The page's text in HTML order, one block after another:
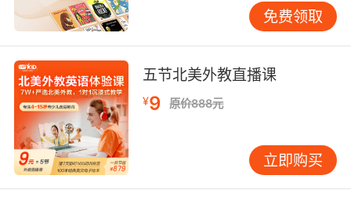
洛的网》片段设计手抄报时，可要求学生用英语
续写不同结局，并绘制角色关系图。这种跨媒介
察，学生在此类活动中会主动查阅3倍以上的背景
资料。
四、技术赋能的表现升级
AR技术的引入为手抄报带来革命性变化。通过扫
描纸质画面触发3D动画，静态单词卡可转变为发
音示范场景。VIPKID技术团队开发的"魔法词
免费领取
五节北美外教直播课
¥9 原价888元
立即购买